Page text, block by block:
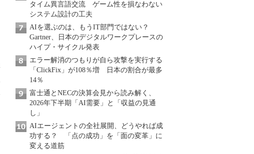
タイム異言語交流 ゲーム性を損なわない
システム設計の工夫
AIを選ぶのは、もうIT部門ではない？
Gartner、日本のデジタルワークプレースの
ハイプ・サイクル発表
エラー解消のつもりが自ら攻撃を実行する
「ClickFix」が108％増 日本の割合が最多
14％
富士通とNECの決算会見から読み解く、
2026年下半期「AI需要」と「収益の見通
し」
AIエージェントの全社展開、どうやれば成
功する？ 「点の成功」を「面の変革」に
変える道筋